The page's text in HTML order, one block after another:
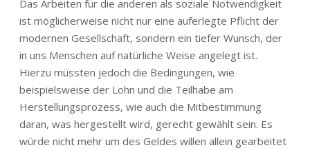
Das Arbeiten für die anderen als soziale Notwendigkeit
ist möglicherweise nicht nur eine auferlegte Pflicht der
modernen Gesellschaft, sondern ein tiefer Wunsch, der
in uns Menschen auf natürliche Weise angelegt ist.
Hierzu müssten jedoch die Bedingungen, wie
beispielsweise der Lohn und die Teilhabe am
Herstellungsprozess, wie auch die Mitbestimmung
daran, was hergestellt wird, gerecht gewählt sein. Es
würde nicht mehr um des Geldes willen allein gearbeitet